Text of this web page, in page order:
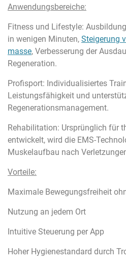
Anwendungsbereiche:
Fitness und Lifestyle:
in wenigen Minuten, Steigerung
masse, Verbesserung der
Regeneration.
Profisport: Individualisiertes
Leistungsfähigkeit und
Regenerationsmanagement.
Rehabilitation: Ursprünglich für
entwickelt, wird die EMS-
Muskelaufbau nach
Vorteile:
Maximale Bewegungsfreiheit
Nutzung an jedem Ort
Intuitive Steuerung per App
Hoher Hygienestandard durch